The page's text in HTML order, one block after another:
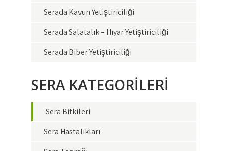
Serada Kavun Yetiştiriciliği
Serada Salatalık – Hıyar Yetiştiriciliği
Serada Biber Yetiştiriciliği
SERA KATEGORİLERİ
Sera Bitkileri
Sera Hastalıkları